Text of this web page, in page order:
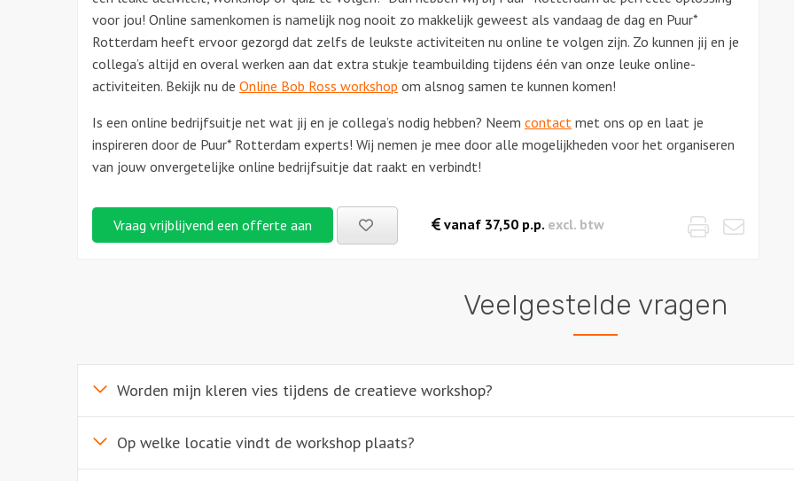
voor jou! Online samenkomen is namelijk nog nooit zo makkelijk geweest als vandaag de dag en Puur*
Rotterdam heeft ervoor gezorgd dat zelfs de leukste activiteiten nu online te volgen zijn. Zo kunnen jij en je
collega’s altijd en overal werken aan dat extra stukje teambuilding tijdens één van onze leuke online-
activiteiten. Bekijk nu de Online Bob Ross workshop om alsnog samen te kunnen komen!
Is een online bedrijfsuitje net wat jij en je collega’s nodig hebben? Neem contact met ons op en laat je
inspireren door de Puur* Rotterdam experts! Wij nemen je mee door alle mogelijkheden voor het organiseren
van jouw onvergetelijke online bedrijfsuitje dat raakt en verbindt!
Vraag vrijblijvend een offerte aan
Bewaarde
uitjes
vanaf 37,50 p.p. excl. btw Print
Veelgestelde vragen
Worden mijn kleren vies tijdens de creatieve workshop?
Op welke locatie vindt de workshop plaats?